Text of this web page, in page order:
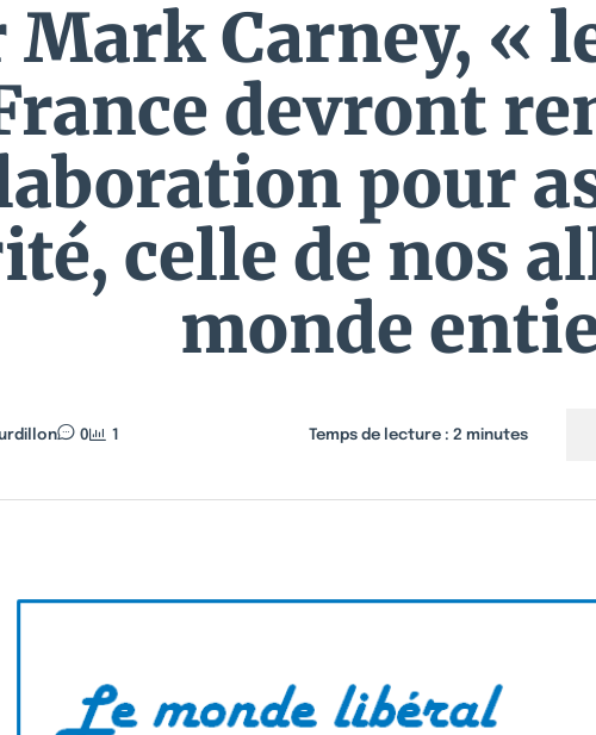
Mark Carney, «
devront
pour
celle de nos
monde
0 1 Temps de lecture : 2 minutes